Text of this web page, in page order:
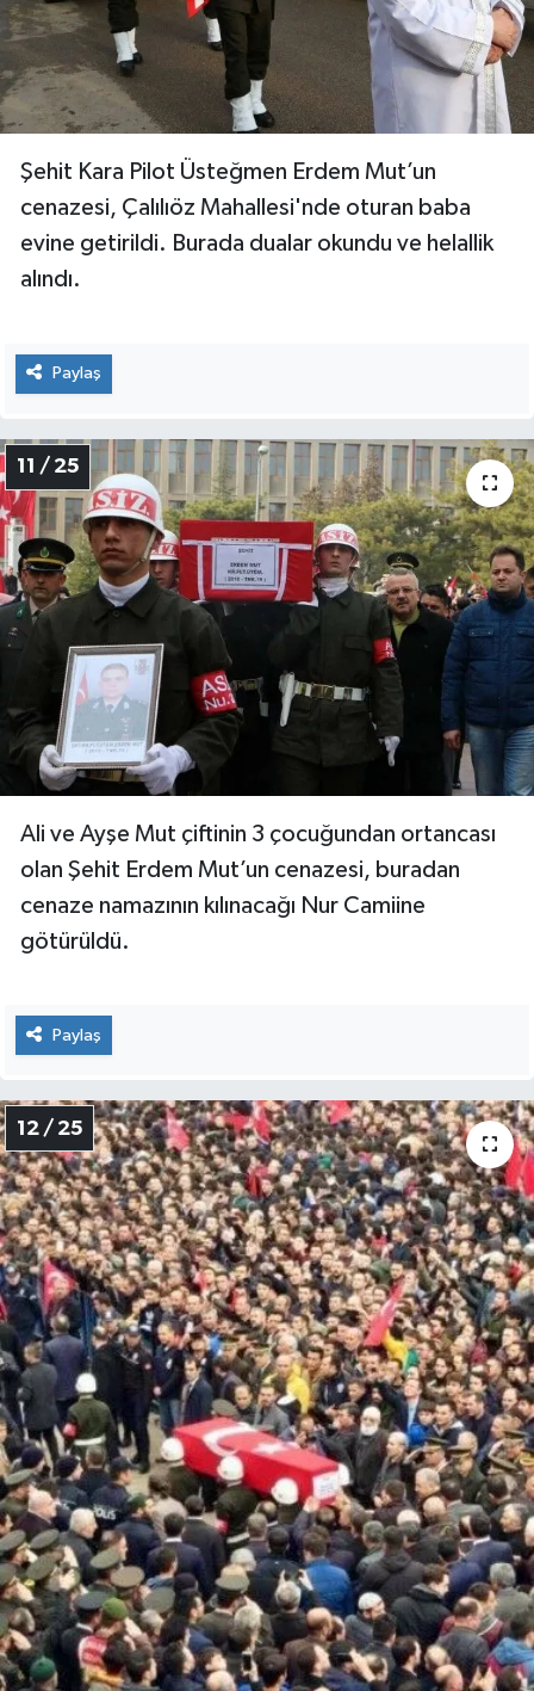
Şehit Kara Pilot Üsteğmen Erdem Mut’un
cenazesi, Çalılıöz Mahallesi'nde oturan baba
evine getirildi. Burada dualar okundu ve helallik
alındı.
Paylaş
11 / 25
Ali ve Ayşe Mut çiftinin 3 çocuğundan ortancası
olan Şehit Erdem Mut’un cenazesi, buradan
cenaze namazının kılınacağı Nur Camiine
götürüldü.
Paylaş
12 / 25